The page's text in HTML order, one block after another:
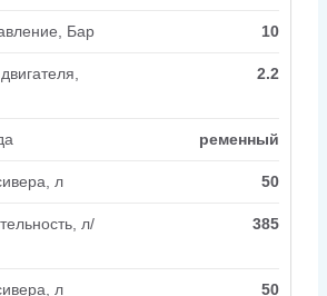
Бар 10
2.2
ременный
л 50
л/
385
л 50